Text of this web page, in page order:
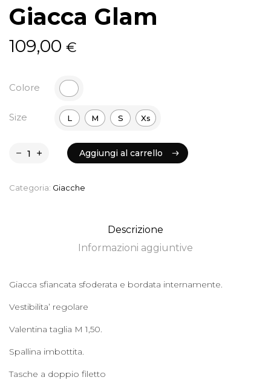
Giacca Glam
109,00 €
Colore
Size L M S Xs
Aggiungi al carrello
Aggiungi al carrello
Categoria: Giacche
Descrizione
Informazioni aggiuntive
Giacca sfiancata sfoderata e bordata internamente.
Vestibilita’ regolare
Valentina taglia M 1,50.
Spallina imbottita.
Tasche a doppio filetto